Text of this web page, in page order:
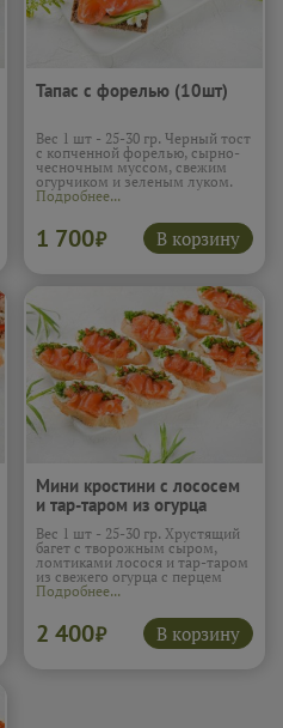
Тапас с форелью (10шт)
Вес 1 шт - 25-30 гр. Черный тост
с копченной форелью, сырно-
чесночным муссом, свежим
огурчиком и зеленым луком.
Подробнее...
1 700₽ В корзину
Мини кростини с лососем
и тар-таром из огурца
(10шт)
Вес 1 шт - 25-30 гр. Хрустящий
багет с творожным сыром,
ломтиками лосося и тар-таром
из свежего огурца с перцем
Подробнее...
2 400₽ В корзину